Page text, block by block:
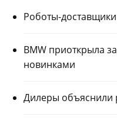
Роботы-
BMW приоткрыла
новинками
Дилеры объяснили